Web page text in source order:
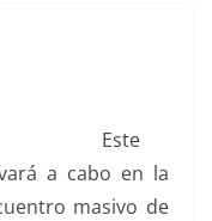
Este
a cabo en la
masivo de